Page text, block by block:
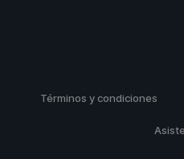
Términos y condiciones